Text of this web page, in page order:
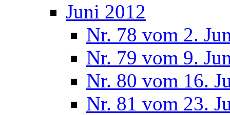
Juni 2012
Nr. 78 vom 2.
Nr. 79 vom 9.
Nr. 80 vom 16.
Nr. 81 vom 23.